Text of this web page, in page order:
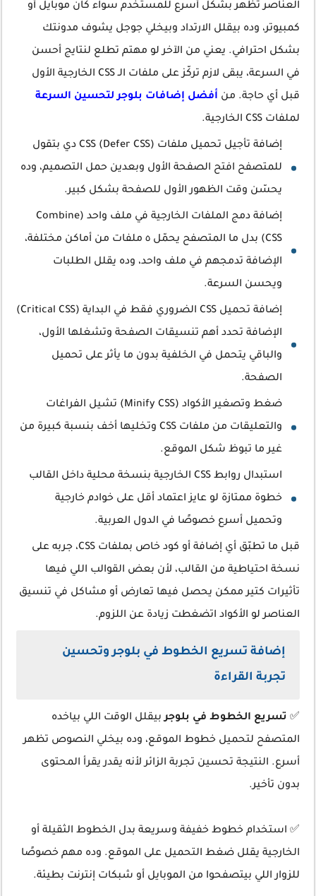
العناصر تظهر بشكل أسرع للمستخدم سواء كان موبايل أو
كمبيوتر، وده بيقلل الارتداد وبيخلي جوجل يشوف مدونتك
بشكل احترافي. يعني من الآخر لو مهتم تطلع لنتايج أحسن
في السرعة، يبقى لازم تركّز على ملفات الـ CSS الخارجية الأول
قبل أي حاجة. من أفضل إضافات بلوجر لتحسين السرعة
لملفات CSS الخارجية.
إضافة تأجيل تحميل ملفات CSS (Defer CSS) دي بتقول
للمتصفح افتح الصفحة الأول وبعدين حمل التصميم، وده
يحسّن وقت الظهور الأول للصفحة بشكل كبير.
إضافة دمج الملفات الخارجية في ملف واحد (Combine
CSS) بدل ما المتصفح يحمّل ٥ ملفات من أماكن مختلفة،
الإضافة تدمجهم في ملف واحد، وده يقلل الطلبات
ويحسن السرعة.
إضافة تحميل CSS الضروري فقط في البداية (Critical CSS)
الإضافة تحدد أهم تنسيقات الصفحة وتشغلها الأول،
والباقي يتحمل في الخلفية بدون ما يأثر على تحميل
الصفحة.
ضغط وتصغير الأكواد (Minify CSS) تشيل الفراغات
والتعليقات من ملفات CSS وتخليها أخف بنسبة كبيرة من
غير ما تبوظ شكل الموقع.
استبدال روابط CSS الخارجية بنسخة محلية داخل القالب
خطوة ممتازة لو عايز اعتماد أقل على خوادم خارجية
وتحميل أسرع خصوصًا في الدول العربية.
قبل ما تطبّق أي إضافة أو كود خاص بملفات CSS، جربه على
نسخة احتياطية من القالب، لأن بعض القوالب اللي فيها
تأثيرات كتير ممكن يحصل فيها تعارض أو مشاكل في تنسيق
العناصر لو الأكواد اتضغطت زيادة عن اللزوم.
إضافة تسريع الخطوط في بلوجر وتحسين
تجربة القراءة
✅ تسريع الخطوط في بلوجربيقلل الوقت اللي بياخده
المتصفح لتحميل خطوط الموقع، وده بيخلي النصوص تظهر
أسرع. النتيجة تحسين تجربة الزائر لأنه يقدر يقرأ المحتوى
بدون تأخير.
✅ استخدام خطوط خفيفة وسريعة بدل الخطوط الثقيلة أو
الخارجية يقلل ضغط التحميل على الموقع. وده مهم خصوصًا
للزوار اللي بيتصفحوا من الموبايل أو شبكات إنترنت بطيئة.